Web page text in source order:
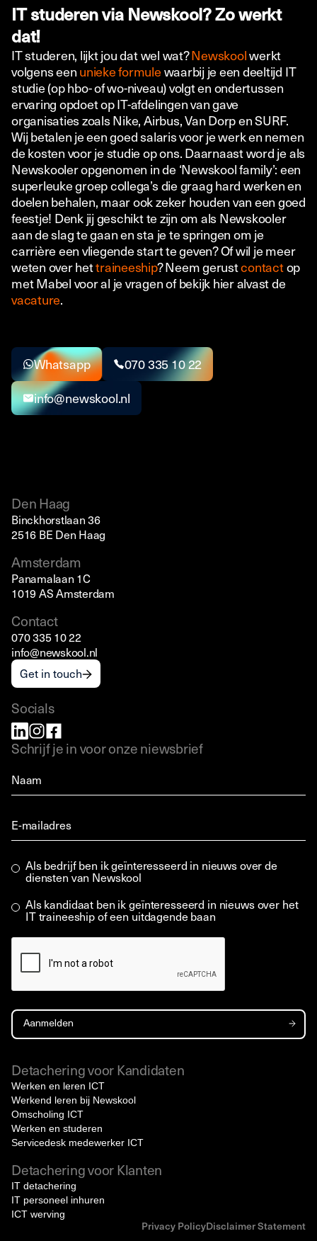
IT studeren via Newskool? Zo werkt
dat!
IT studeren, lijkt jou dat wel wat?Newskoolwerkt
volgens eenunieke formulewaarbij je een deeltijd IT
studie (op hbo- of wo-niveau) volgt en ondertussen
ervaring opdoet op IT-afdelingen van gave
organisaties zoals Nike, Airbus, Van Dorp en SURF.
Wij betalen je een goed salaris voor je werk en nemen
de kosten voor je studie op ons. Daarnaast word je als
Newskooler opgenomen in de ‘Newskool family’: een
superleuke groep collega’s die graag hard werken en
doelen behalen, maar ook zeker houden van een goed
feestje! Denk jij geschikt te zijn om als Newskooler
aan de slag te gaan en sta je te springen om je
carrière een vliegende start te geven? Of wil je meer
weten over hettraineeship? Neem gerustcontactop
met Mabel voor al je vragen of bekijk hier alvast de
vacature.
Whatsapp
070 335 10 22
info@newskool.nl
Den Haag
Binckhorstlaan 36
2516 BE Den Haag
Amsterdam
Panamalaan 1C
1019 AS Amsterdam
Contact
070 335 10 22
info@newskool.nl
Get in touch
Socials
Schrijf je in voor onze niewsbrief
Als bedrijf ben ik geïnteresseerd in nieuws over de
diensten van Newskool
Als kandidaat ben ik geïnteresseerd in nieuws over het
IT traineeship of een uitdagende baan
Detachering voor Kandidaten
Werken en leren ICT
Werkend leren bij Newskool
Omscholing ICT
Werken en studeren
Servicedesk medewerker ICT
Detachering voor Klanten
IT detachering
IT personeel inhuren
ICT werving
Privacy PolicyDisclaimer Statement